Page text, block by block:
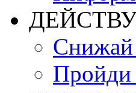
Снижай
Пройди